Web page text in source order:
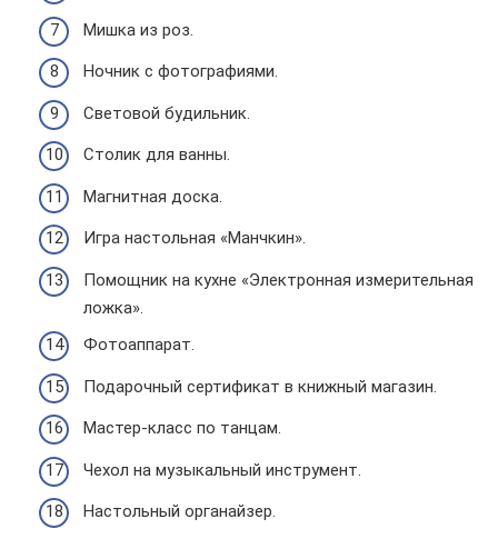
Мишка из роз.
Ночник с фотографиями.
Световой будильник.
Столик для ванны.
Магнитная доска.
Игра настольная «Манчкин».
Помощник на кухне «Электронная измерительная
ложка».
Фотоаппарат.
Подарочный сертификат в книжный магазин.
Мастер-класс по танцам.
Чехол на музыкальный инструмент.
Настольный органайзер.